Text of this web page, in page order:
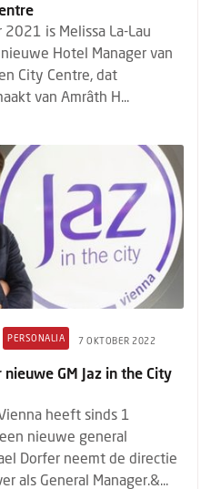
is Melissa La-Lau
Hotel Manager van
City Centre, dat
van Amrâth H...
PERSONALIA 7 OKTOBER 2022
GM Jaz in the City
heeft sinds 1
nieuwe general
Dorfer neemt de directie
als General Manager.&...